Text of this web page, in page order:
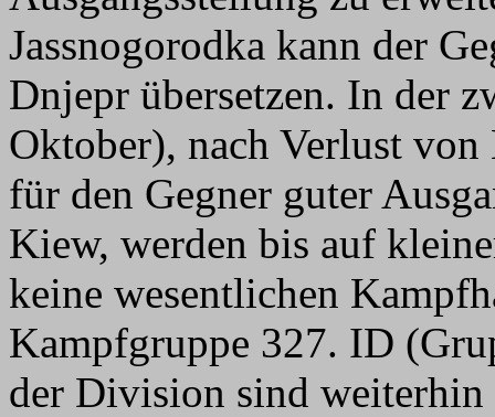
Jassnogorodka kann der
Dnjepr übersetzen. In der
Oktober), nach Verlust
für den Gegner guter
Kiew, werden bis auf
keine wesentlichen
Kampfgruppe 327. ID
der Division sind